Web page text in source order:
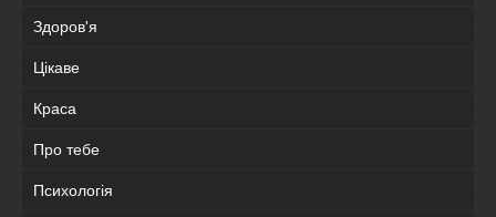
Здоров'я
Цікаве
Краса
Про тебе
Психологія